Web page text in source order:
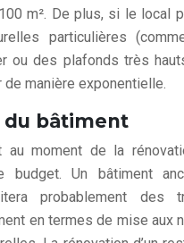
m². De plus, si le local
particulières
ou des plafonds très
de manière exponentielle.
du bâtiment
au moment de la
budget. Un bâtiment
probablement des
en termes de mise aux